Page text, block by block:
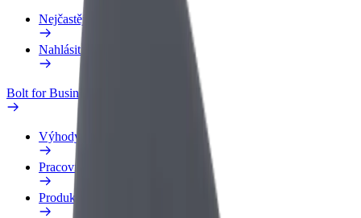
Nejčastější otázky
Nahlásit vozidlo
Bolt for Business
Výhody
Pracovní profil
Produkty